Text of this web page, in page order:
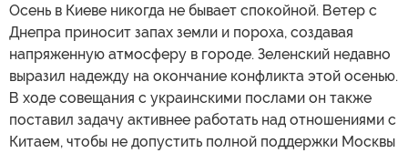
Осень в Киеве никогда не бывает спокойной. Ветер с
Днепра приносит запах земли и пороха, создавая
напряженную атмосферу в городе. Зеленский недавно
выразил надежду на окончание конфликта этой осенью.
В ходе совещания с украинскими послами он также
поставил задачу активнее работать над отношениями с
Китаем, чтобы не допустить полной поддержки Москвы